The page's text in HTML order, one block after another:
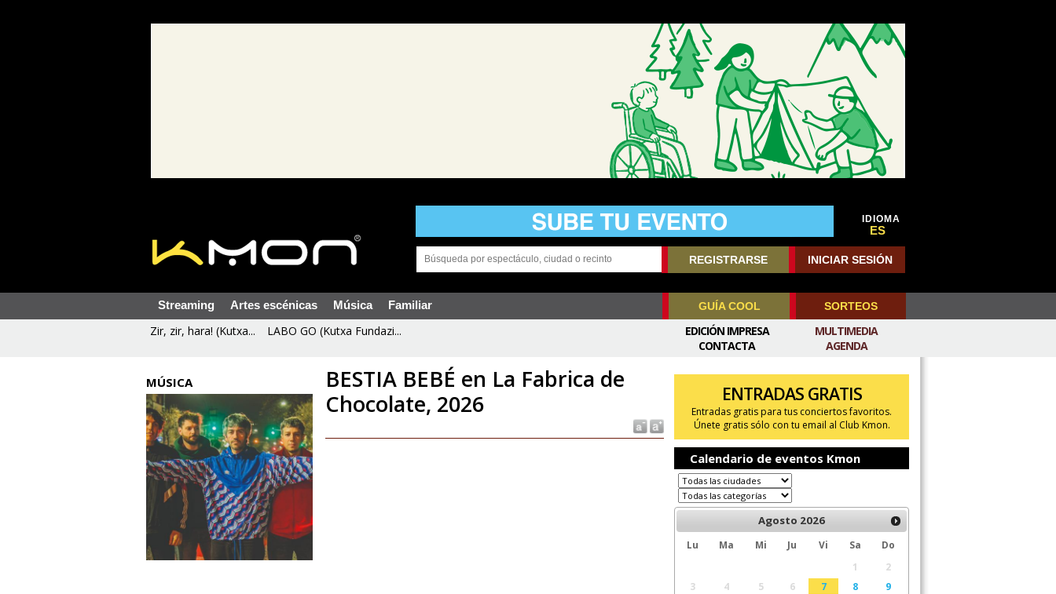
IDIOMA
ES
REGISTRARSE INICIAR SESIÓN
Streaming Artes escénicas Música Familiar GUÍA COOL SORTEOS
Zir, zir, hara! (Kutxa... LABO GO (Kutxa Fundazi...
MULTIMEDIA
AGENDA
EDICIÓN IMPRESA
CONTACTA
MÚSICA
BESTIA BEBÉ en La Fabrica de
Chocolate, 2026
ENTRADAS GRATIS
Entradas gratis para tus conciertos favoritos.
Únete gratis sólo con tu email al Club Kmon.
Calendario de eventos Kmon
Agosto 2026
Lu Ma Mi Ju Vi Sa
Do
1
2
3
4 5 6 7 8
9